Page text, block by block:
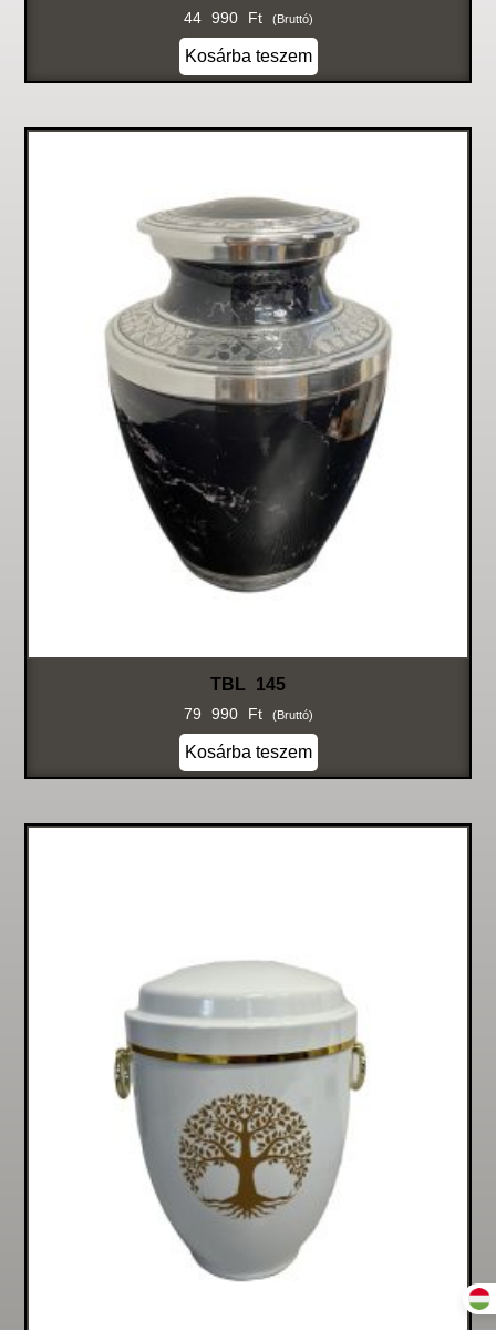
44 990 Ft (bruttó)
Kosárba teszem
TBL 145
79 990 Ft (bruttó)
Kosárba teszem